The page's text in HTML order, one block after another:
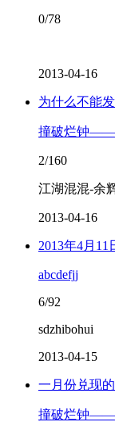
0/78
2013-04-16
为什么不能
撞破烂钟——
2/160
江湖混混-余
2013-04-16
2013年4月
abcdefjj
6/92
sdzhibohui
2013-04-15
一月份兑现
撞破烂钟——